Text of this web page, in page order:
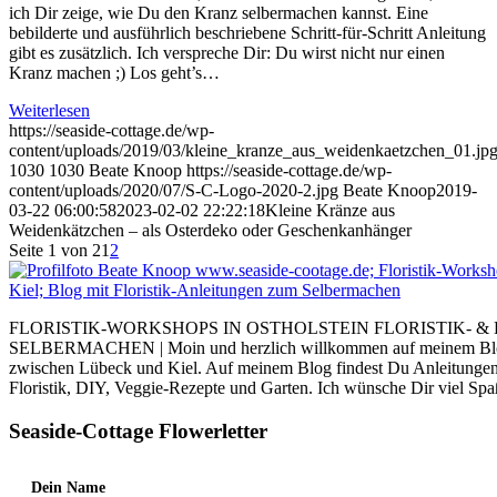
ich Dir zeige, wie Du den Kranz selbermachen kannst. Eine
bebilderte und ausführlich beschriebene Schritt-für-Schritt Anleitung
gibt es zusätzlich. Ich verspreche Dir: Du wirst nicht nur einen
Kranz machen ;) Los geht’s…
Weiterlesen
https://seaside-cottage.de/wp-
content/uploads/2019/03/kleine_kranze_aus_weidenkaetzchen_01.jpg
1030 1030 Beate Knoop https://seaside-cottage.de/wp-
content/uploads/2020/07/S-C-Logo-2020-2.jpg Beate Knoop2019-
03-22 06:00:582023-02-02 22:22:18Kleine Kränze aus
Weidenkätzchen – als Osterdeko oder Geschenkanhänger
Seite 1 von 21 2
FLORISTIK-WORKSHOPS IN OSTHOLSTEIN FLORISTIK-
SELBERMACHEN | Moin und herzlich willkommen auf meinem
zwischen Lübeck und Kiel. Auf meinem Blog findest Du
Floristik, DIY, Veggie-Rezepte und Garten. Ich wünsche Dir viel
Seaside-Cottage Flowerletter
Dein Name